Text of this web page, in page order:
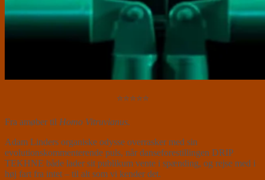
⭐⭐⭐⭐⭐
Fra amøber til Homo Vitruvianus.
Adam Linders organiske odysse overrasker med sin
evolutionskommenterende puls, når danseforestillingen DRIP
TEKHNE både lader sit publikum vente i spænding, og rejse med i
høj fart fra intet – til alt som vi kender det.